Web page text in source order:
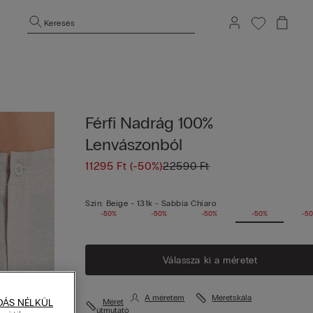
Keresés
Férfi Nadrág 100%
Lenvászonból
11295 Ft(-50%)22590 Ft
Szín: Beige - 131k - Sabbia Chiaro
-50% -50% -50% -50% -
Válassza ki a méretet
Méret
útmutató
A méretem Méretskála
NÉLKÜL